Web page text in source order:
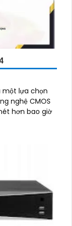
một lựa chọn
hơn bao giờ